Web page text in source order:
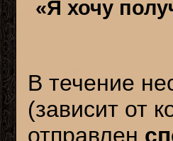
«Я хочу
В течение
(зависит от
отправлен